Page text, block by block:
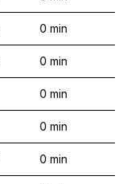
0 min
0 min
0 min
0 min
0 min